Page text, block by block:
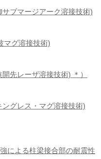
ブマージアーク溶接技術)
マグ溶接技術)
先レーザ溶接技術) ＊）
グレス・マグ溶接技術)
による柱梁接合部の耐震性